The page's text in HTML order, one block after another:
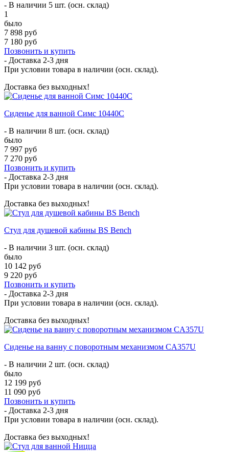
- В наличии 5 шт. (осн. склад)
1
было
7 898 руб
7 180 руб
Позвонить и купить
- Доставка 2-3 дня
При условии товара в наличии (осн. склад).
Доставка без выходных!
Сиденье для ванной Симс 10440C
- В наличии 8 шт. (осн. склад)
было
7 997 руб
7 270 руб
Позвонить и купить
- Доставка 2-3 дня
При условии товара в наличии (осн. склад).
Доставка без выходных!
Стул для душевой кабины BS Bench
- В наличии 3 шт. (осн. склад)
было
10 142 руб
9 220 руб
Позвонить и купить
- Доставка 2-3 дня
При условии товара в наличии (осн. склад).
Доставка без выходных!
Сиденье на ванну с поворотным механизмом CA357U
- В наличии 2 шт. (осн. склад)
было
12 199 руб
11 090 руб
Позвонить и купить
- Доставка 2-3 дня
При условии товара в наличии (осн. склад).
Доставка без выходных!